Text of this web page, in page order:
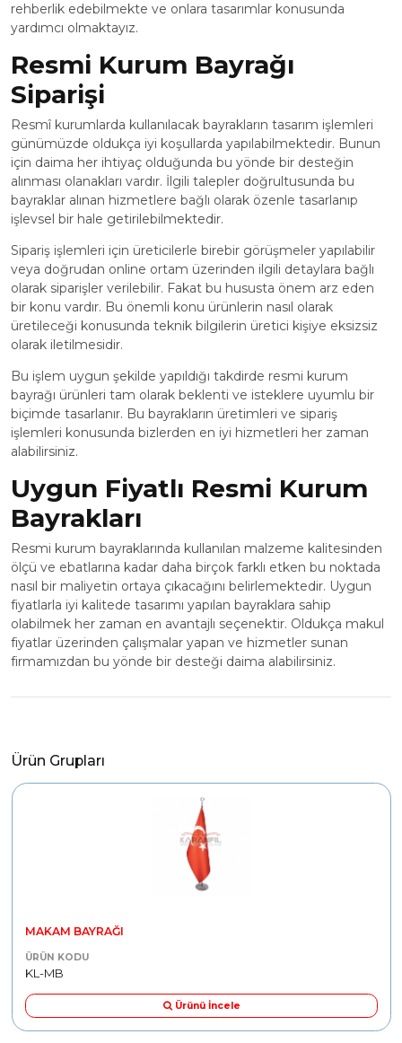
rehberlik edebilmekte ve onlara tasarımlar konusunda
yardımcı olmaktayız.
Resmi Kurum Bayrağı
Siparişi
Resmî kurumlarda kullanılacak bayrakların tasarım işlemleri
günümüzde oldukça iyi koşullarda yapılabilmektedir. Bunun
için daima her ihtiyaç olduğunda bu yönde bir desteğin
alınması olanakları vardır. İlgili talepler doğrultusunda bu
bayraklar alınan hizmetlere bağlı olarak özenle tasarlanıp
işlevsel bir hale getirilebilmektedir.
Sipariş işlemleri için üreticilerle birebir görüşmeler yapılabilir
veya doğrudan online ortam üzerinden ilgili detaylara bağlı
olarak siparişler verilebilir. Fakat bu hususta önem arz eden
bir konu vardır. Bu önemli konu ürünlerin nasıl olarak
üretileceği konusunda teknik bilgilerin üretici kişiye eksizsiz
olarak iletilmesidir.
Bu işlem uygun şekilde yapıldığı takdirde resmi kurum
bayrağı ürünleri tam olarak beklenti ve isteklere uyumlu bir
biçimde tasarlanır. Bu bayrakların üretimleri ve sipariş
işlemleri konusunda bizlerden en iyi hizmetleri her zaman
alabilirsiniz.
Uygun Fiyatlı Resmi Kurum
Bayrakları
Resmi kurum bayraklarında kullanılan malzeme kalitesinden
ölçü ve ebatlarına kadar daha birçok farklı etken bu noktada
nasıl bir maliyetin ortaya çıkacağını belirlemektedir. Uygun
fiyatlarla iyi kalitede tasarımı yapılan bayraklara sahip
olabilmek her zaman en avantajlı seçenektir. Oldukça makul
fiyatlar üzerinden çalışmalar yapan ve hizmetler sunan
firmamızdan bu yönde bir desteği daima alabilirsiniz.
Ürün Grupları
MAKAM BAYRAĞI
ÜRÜN KODU
KL-MB
Ürünü İncele